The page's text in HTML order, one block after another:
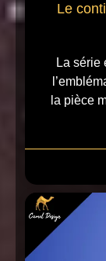
Le
La série
la pièce